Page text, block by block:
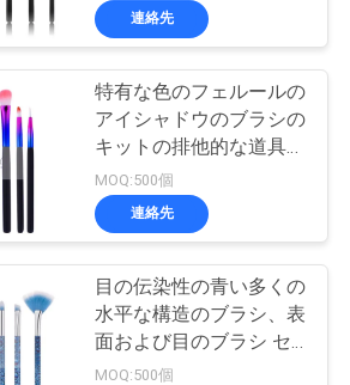
の構造のブ
な構造のブラ
89
連絡先
特有な色のフェルールの
アイシャドウのブラシの
キットの排他的な道具ま
ず最初に
MOQ:500個
連絡先
目の伝染性の青い多くの
水平な構造のブラシ、表
面および目のブラシ セ
ット水一見のハンドル
MOQ:500個